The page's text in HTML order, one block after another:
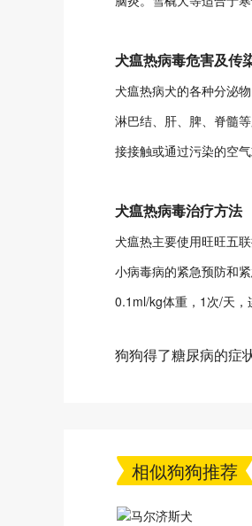
犬瘟热病毒危害及传
犬瘟热病犬的各种分泌
淋巴结、肝、脾、脊髓
接接触或通过污染的空
犬瘟热病毒治疗方法
犬瘟热主要使用旺旺五
小病毒病的紧急预防和
0.1ml/kg体重，1次/天，
狗狗得了糖尿病的症
相似狗狗推荐